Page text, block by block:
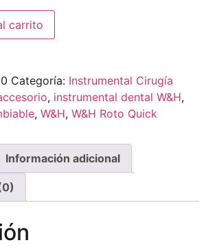
carrito
Categoría: Instrumental Cirugía
, instrumental dental W&H,
, W&H, W&H Roto Quick
Información adicional